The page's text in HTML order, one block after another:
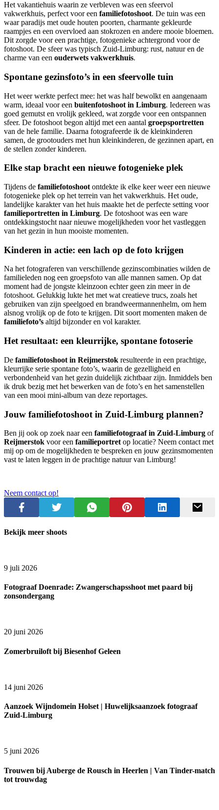
Het vakantiehuis waarin ze verbleven was een sfeervol
vakwerkhuis, perfect voor een familiefotoshoot. De tuin was een
waar paradijs met oude houten poorten, charmante gekleurde
raampjes en een overvloed aan stokrozen en andere mooie bloemen.
Dit zorgde voor een prachtige, fotogenieke achtergrond voor de
fotoshoot. De sfeer was typisch Zuid-Limburg: rust, natuur en de
charme van een ouderwets vakwerkhuis.
Spontane gezinsfoto’s in een sfeervolle tuin
Het weer werkte perfect mee: het was half bewolkt en aangenaam
warm, ideaal voor een buitenfotoshoot in Limburg. Iedereen was
goed gemutst en vrolijk gekleed, wat zorgde voor een ontspannen
sfeer. De fotoshoot begon altijd met een aantal groepsportretten
van de hele familie. Daarna fotografeerde ik de kleinkinderen
samen, de grootouders met hun kleinkinderen, de gezinnen apart, en
de stellen zonder kinderen.
Elke stap bracht een nieuwe fotogenieke plek
Tijdens de familiefotoshoot ontdekte ik elke keer weer een nieuwe
fotogenieke plek op het terrein van het vakwerkhuis. Het oude,
landelijke karakter van het huis maakte het de perfecte setting voor
familieportretten in Limburg. De fotoshoot was een ware
ontdekkingstocht naar nieuwe mogelijkheden voor het vastleggen
van het gezin in hun mooiste momenten.
Kinderen in actie: een lach op de foto krijgen
Na het fotograferen van verschillende gezinscombinaties wilden de
familieleden nog een groepsfoto van alle mannen samen. Op dat
moment had de jongste kleinzoon echter geen zin meer in de
fotoshoot. Gelukkig lukte het met wat creatieve trucs, zoals het
gebruiken van zijn speelgoed en brandweermannenhelm, om hem
alsnog vrolijk op de foto te krijgen. Dit soort momenten maken de
familiefoto’s altijd bijzonder en vol karakter.
Het resultaat: een kleurrijke, spontane fotoserie
De familiefotoshoot in Reijmerstok resulteerde in een prachtige,
kleurrijke serie spontane foto’s, waarin de gezelligheid en
verbondenheid van het gezin duidelijk zichtbaar zijn. Inmiddels ben
ik druk bezig met het bewerken van de foto’s en het samenstellen
van een mooi mini-album van deze reportages.
Jouw familiefotoshoot in Zuid-Limburg plannen?
Ben jij ook op zoek naar een familiefotograaf in Zuid-Limburg of
Reijmerstok voor een familieportret op locatie? Neem contact met
mij op om de mogelijkheden te bespreken en jouw gezinsmomenten
vast te laten leggen in de prachtige natuur van Limburg!
Neem contact op!
Bekijk meer shoots
9 juli 2026
Fotograaf Doenrade: Zwangerschapsshoot met paard bij
zonsondergang
20 juni 2026
Zomerbruiloft bij Biesenhof Geleen
14 juni 2026
Aanzoek Wijndomein Holset | Huwelijksaanzoek fotograaf
Zuid-Limburg
5 juni 2026
Trouwen bij Auberge de Rousch in Heerlen | Van Tinder-match
tot trouwdag